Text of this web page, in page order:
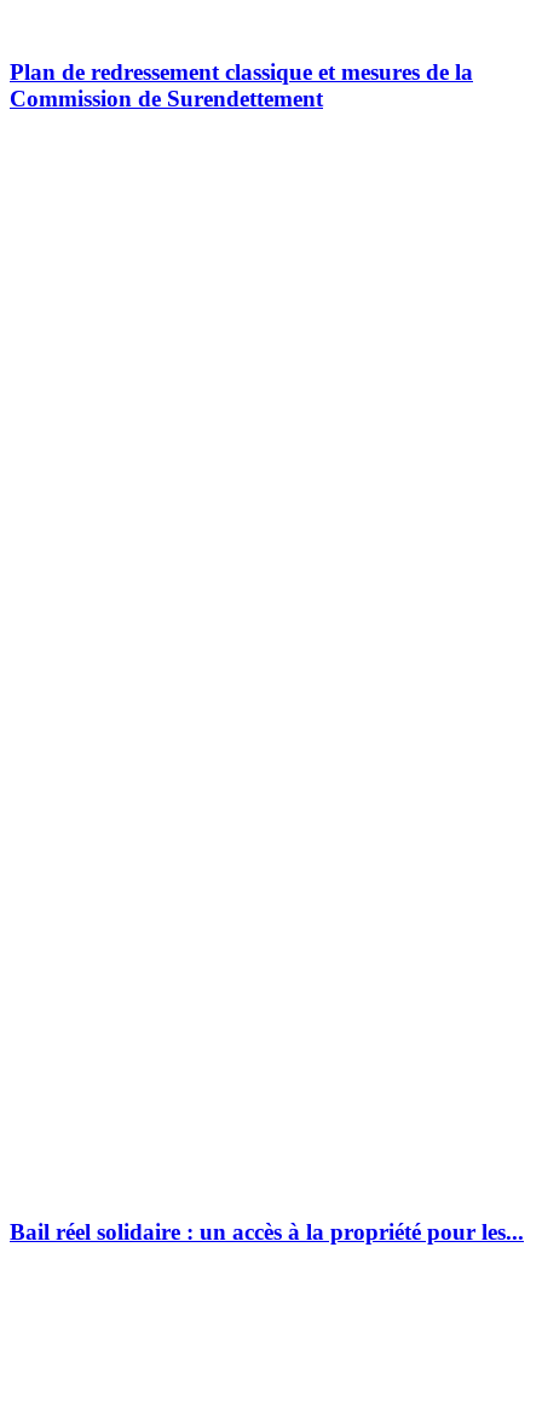
Plan de redressement classique et mesures de la
Commission de Surendettement
Bail réel solidaire : un accès à la propriété pour les...